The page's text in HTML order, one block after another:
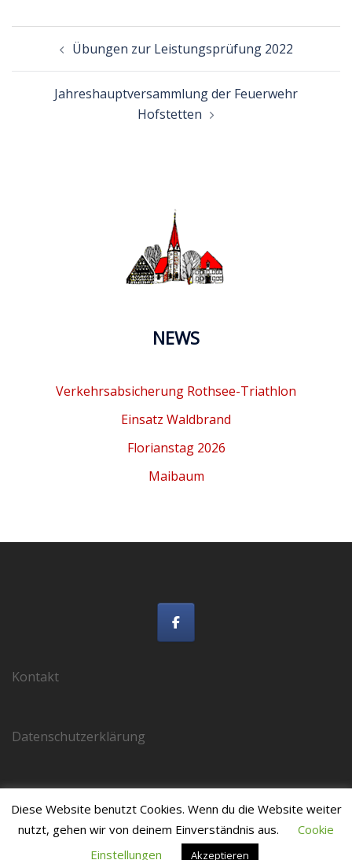
Beitragsnavigation
Übungen zur Leistungsprüfung 2022
Jahreshauptversammlung der Feuerwehr
Hofstetten
NEWS
Verkehrsabsicherung Rothsee-Triathlon
Einsatz Waldbrand
Florianstag 2026
Maibaum
Kontakt
Datenschutzerklärung
Diese Website benutzt Cookies. Wenn du die Website weiter
nutzt, gehen wir von deinem Einverständnis aus.
Cookie
Einstellungen
Akzeptieren